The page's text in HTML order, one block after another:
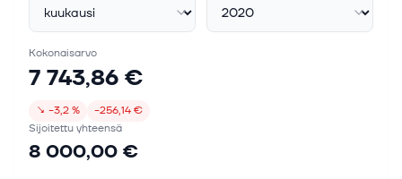
Kokonaisarvo
7 743,86 €
↘ −3,2 %
−256,14 €
Sijoitettu yhteensä
8 000,00 €